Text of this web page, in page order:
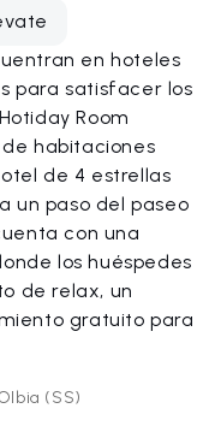
en hoteles
para satisfacer los
Room
habitaciones
de 4 estrellas
un paso del paseo
con una
los huéspedes
de relax, un
gratuito para
(SS)